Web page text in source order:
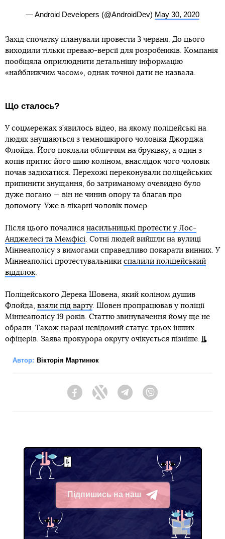
— Android Developers (@AndroidDev) May 30, 2020
Захід спочатку планували провести 3 червня. До цього
виходили тільки превью-версії для розробників. Компанія
пообіцяла оприлюднити детальнішу інформацію
«найближчим часом», однак точної дати не назвала.
Що сталось?
У соцмережах з’явилось відео, на якому поліцейські на
людях знущаються з темношкірого чоловіка Джорджа
Флойда. Його поклали обличчям на бруківку, а один з
копів притис його шию коліном, внаслідок чого чоловік
почав задихатися. Перехожі переконували поліцейських
припинити знущання, бо затриманому очевидно було
дуже погано — він не чинив опору та благав про
допомогу. Уже в лікарні чоловік помер.
Після цього почалися насильницькі протести у Лос-
Анджелесі та Мемфісі . Сотні людей вийшли на вулиці
Міннеаполісу з вимогами справедливо покарати винних. У
Міннеаполісі протестувальники спалили поліцейський
відділок
Поліцейського Дерека Шовена, який коліном душив
Флойда, взяли під варту. Шовен пропрацював у поліції
Міннеаполісу 19 років. Статтю звинувачення йому ще не
обрали. Також наразі невідомий статус трьох інших
офіцерів. Заява прокурора округу очікується пізніше.
Автор: Вікторія Мартинюк
FacebookTwitter Telegram
Підпишись на наш
Telegram